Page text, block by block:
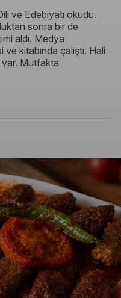
ve Edebiyatı okudu.
sonra bir de
aldı. Medya
kitabında çalıştı. Hali
var. Mutfakta